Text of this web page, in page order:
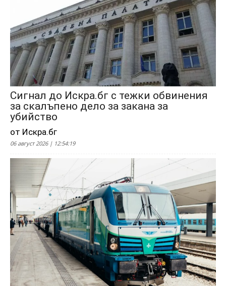
Сигнал до Искра.бг с тежки обвинения
за скалъпено дело за закана за
убийство
от Искра.бг
06 август 2026 | 12:54:19